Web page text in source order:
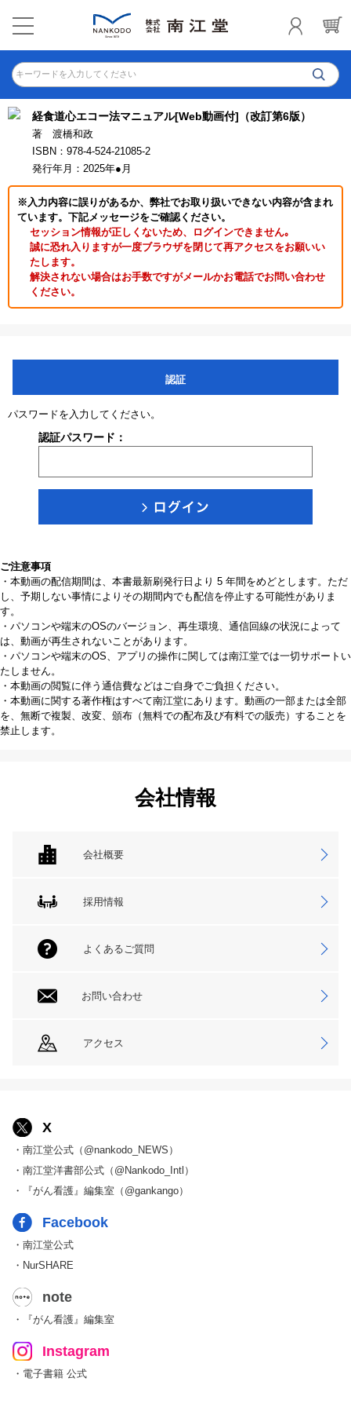
キーワードを入力してください
経食道心エコー法マニュアル[Web動画付]（改訂第6版）
著 渡橋和政
ISBN：978-4-524-21085-2
発行年月：2025年●月
※入力内容に誤りがあるか、弊社でお取り扱いできない内容が含まれ
ています。下記メッセージをご確認ください。
セッション情報が正しくないため、ログインできません｡
誠に恐れ入りますが一度ブラウザを閉じて再アクセスをお願いい
たします。
解決されない場合はお手数ですがメールかお電話でお問い合わせ
ください。
認証
パスワードを入力してください。
認証パスワード：
ご注意事項
・本動画の配信期間は、本書最新刷発行日より 5 年間をめどとします。ただ
し、予期しない事情によりその期間内でも配信を停止する可能性がありま
す。
・パソコンや端末のOSのバージョン、再生環境、通信回線の状況によって
は、動画が再生されないことがあります。
・パソコンや端末のOS、アプリの操作に関しては南江堂では一切サポートい
たしません。
・本動画の閲覧に伴う通信費などはご自身でご負担ください。
・本動画に関する著作権はすべて南江堂にあります。動画の一部または全部
を、無断で複製、改変、頒布（無料での配布及び有料での販売）することを
禁止します。
会社情報
会社概要
採用情報
よくあるご質問
お問い合わせ
アクセス
X
・南江堂公式（@nankodo_NEWS）
・南江堂洋書部公式（@Nankodo_Intl）
・『がん看護』編集室（@gankango）
Facebook
・南江堂公式
・NurSHARE
note
・『がん看護』編集室
Instagram
・電子書籍 公式